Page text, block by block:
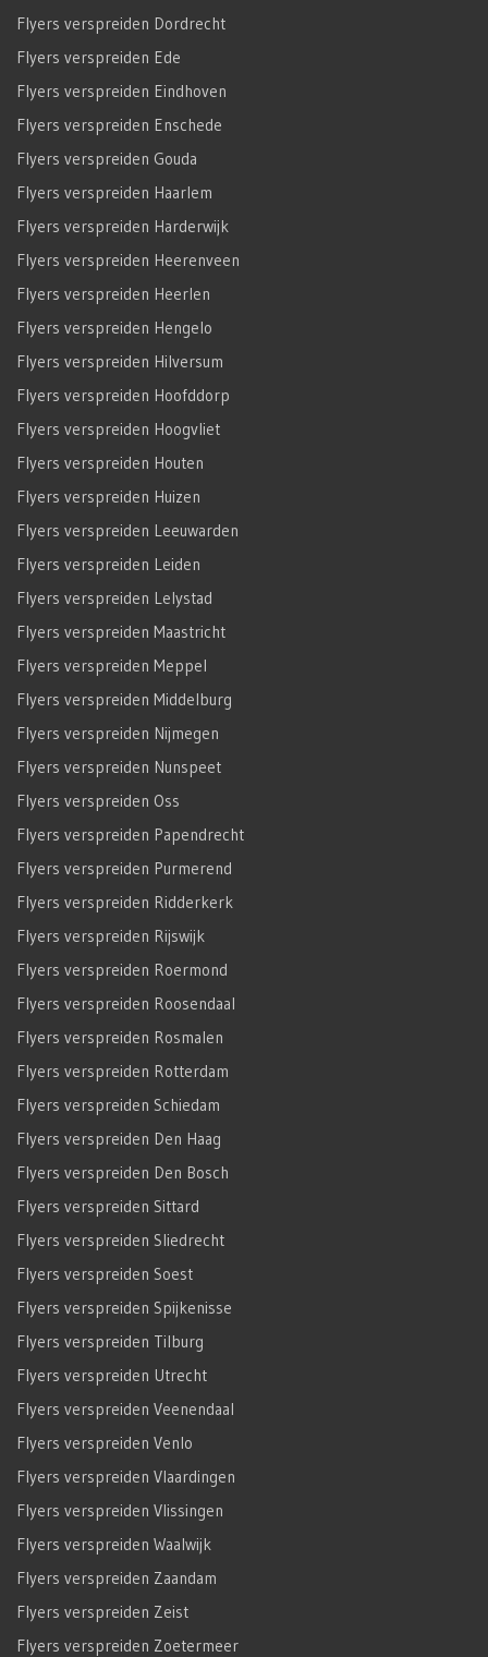
Flyers verspreiden Dordrecht
Flyers verspreiden Ede
Flyers verspreiden Eindhoven
Flyers verspreiden Enschede
Flyers verspreiden Gouda
Flyers verspreiden Haarlem
Flyers verspreiden Harderwijk
Flyers verspreiden Heerenveen
Flyers verspreiden Heerlen
Flyers verspreiden Hengelo
Flyers verspreiden Hilversum
Flyers verspreiden Hoofddorp
Flyers verspreiden Hoogvliet
Flyers verspreiden Houten
Flyers verspreiden Huizen
Flyers verspreiden Leeuwarden
Flyers verspreiden Leiden
Flyers verspreiden Lelystad
Flyers verspreiden Maastricht
Flyers verspreiden Meppel
Flyers verspreiden Middelburg
Flyers verspreiden Nijmegen
Flyers verspreiden Nunspeet
Flyers verspreiden Oss
Flyers verspreiden Papendrecht
Flyers verspreiden Purmerend
Flyers verspreiden Ridderkerk
Flyers verspreiden Rijswijk
Flyers verspreiden Roermond
Flyers verspreiden Roosendaal
Flyers verspreiden Rosmalen
Flyers verspreiden Rotterdam
Flyers verspreiden Schiedam
Flyers verspreiden Den Haag
Flyers verspreiden Den Bosch
Flyers verspreiden Sittard
Flyers verspreiden Sliedrecht
Flyers verspreiden Soest
Flyers verspreiden Spijkenisse
Flyers verspreiden Tilburg
Flyers verspreiden Utrecht
Flyers verspreiden Veenendaal
Flyers verspreiden Venlo
Flyers verspreiden Vlaardingen
Flyers verspreiden Vlissingen
Flyers verspreiden Waalwijk
Flyers verspreiden Zaandam
Flyers verspreiden Zeist
Flyers verspreiden Zoetermeer